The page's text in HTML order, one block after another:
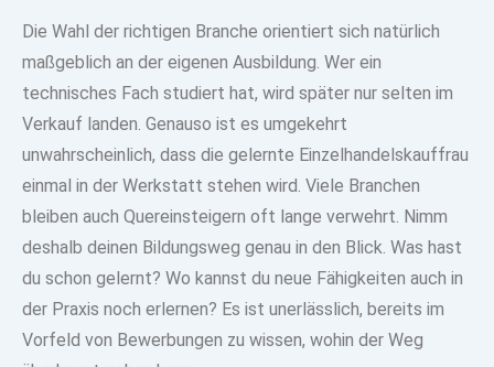
Die Wahl der richtigen Branche orientiert sich natürlich
maßgeblich an der eigenen Ausbildung. Wer ein
technisches Fach studiert hat, wird später nur selten im
Verkauf landen. Genauso ist es umgekehrt
unwahrscheinlich, dass die gelernte Einzelhandelskauffrau
einmal in der Werkstatt stehen wird. Viele Branchen
bleiben auch Quereinsteigern oft lange verwehrt. Nimm
deshalb deinen Bildungsweg genau in den Blick. Was hast
du schon gelernt? Wo kannst du neue Fähigkeiten auch in
der Praxis noch erlernen? Es ist unerlässlich, bereits im
Vorfeld von Bewerbungen zu wissen, wohin der Weg